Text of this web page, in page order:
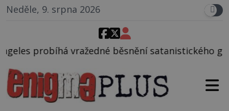
Neděle, 9. srpna 2026
běsnění satanistického gangu vedeného